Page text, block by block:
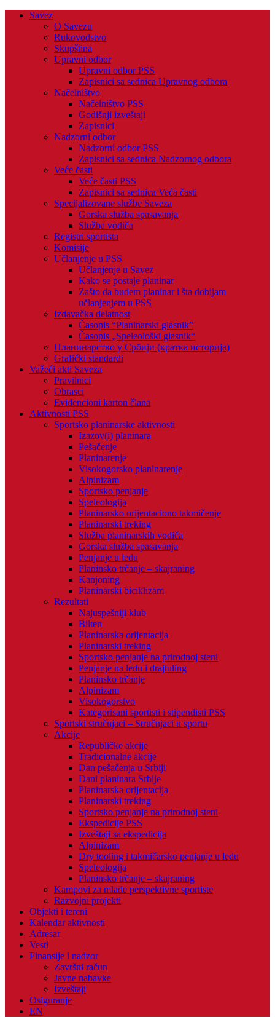
Savez
O Savezu
Rukovodstvo
Skupština
Upravni odbor
Upravni odbor PSS
Zapisnici sa sednica Upravnog odbora
Načelništvo
Načelništvo PSS
Godišnji izveštaji
Zapisnici
Nadzorni odbor
Nadzorni odbor PSS
Zapisnici sa sednica Nadzornog odbora
Veće časti
Veće časti PSS
Zapisnici sa sednica Veća časti
Specijalizovane službe Saveza
Gorska služba spasavanja
Služba vodiča
Registri sportista
Komisije
Učlanjenje u PSS
Učlanjenje u Savez
Kako se postaje planinar
Zašto da budem planinar i šta dobijam
učlanjenjem u PSS
Izdavačka delatnost
Časopis “Planinarski glasnik”
Časopis „Speleološki glasnik“
Планинарство у Србији (кратка историја)
Grafički standardi
Važeći akti Saveza
Pravilnici
Obrasci
Evidencioni karton člana
Aktivnosti PSS
Sportsko planinarske aktivnosti
Izazov(i) planinara
Pešačenje
Planinarenje
Visokogorsko planinarenje
Alpinizam
Sportsko penjanje
Speleologija
Planinarsko orijentaciono takmičenje
Planinarski treking
Služba planinarskih vodiča
Gorska služba spasavanja
Penjanje u ledu
Planinsko trčanje – skajraning
Kanjoning
Planinarski biciklizam
Rezultati
Najuspešniji klub
Bilten
Planinarska orijentacija
Planinarski treking
Sportsko penjanje na prirodnoj steni
Penjanje na ledu i drajtuling
Planinsko trčanje
Alpinizam
Visokogorstvo
Kategorisani sportisti i stipendisti PSS
Sportski stručnjaci – Stručnjaci u sportu
Akcije
Republičke akcije
Tradicionalne akcije
Dan pešačenja u Srbiji
Dani planinara Srbije
Planinarska orijentacija
Planinarski treking
Sportsko penjanje na prirodnoj steni
Ekspedicije PSS
Izveštaji sa ekspedicija
Alpinizam
Dry tooling i takmičarsko penjanje u ledu
Speleologija
Planinsko trčanje – skajraning
Kampovi za mlade perspektivne sportiste
Razvojni projekti
Objekti i tereni
Kalendar aktivnosti
Adresar
Vesti
Finansije i nadzor
Završni račun
Javne nabavke
Izveštaji
Osiguranje
EN